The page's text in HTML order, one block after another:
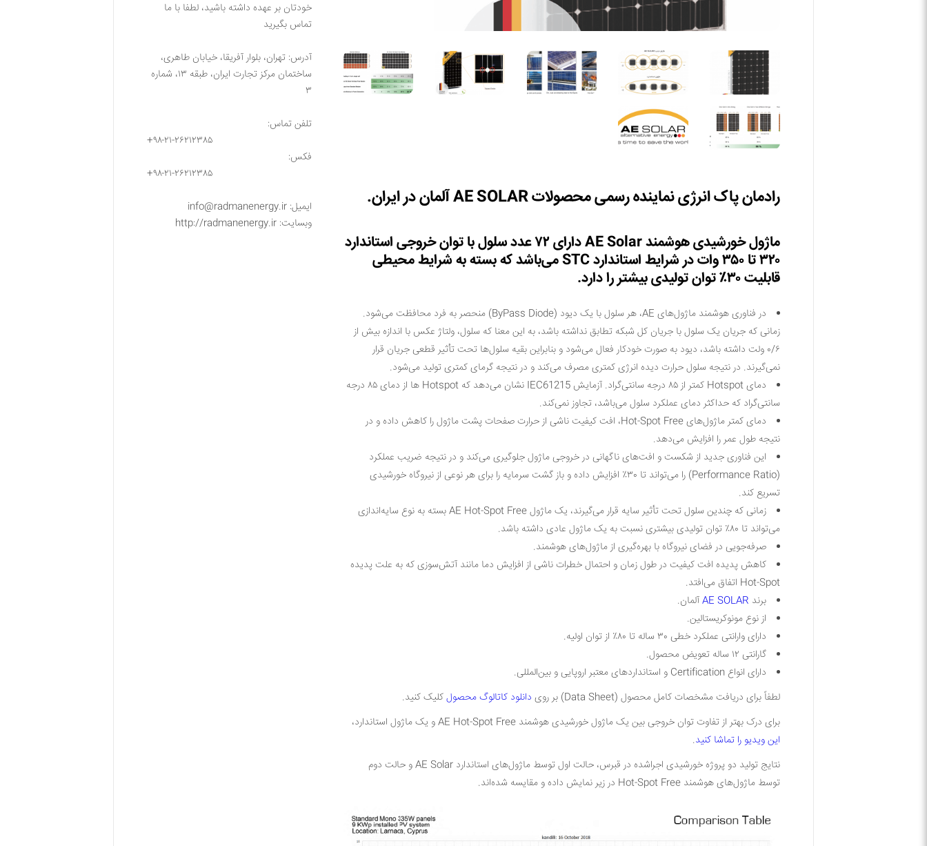
رادمانپاکانرژینمایندهرسمیمحصولاتAE SOLAR آلماندرایران.
ماژولخورشیدیهوشمند
AE Solar دارای ۷۲ عدد سلول با توان خروجی استاندارد
۳۲۰ تا ۳۵۰ وات در شرایط استاندارد
STC می‌باشد که بسته به شرایط محیطی
قابلیت ۳۰٪ توان تولیدی بیشتر را دارد.
در فناوری هوشمند ماژول‌های AE، هر سلول با یک دیود (ByPass Diode) منحصر به فرد محافظت می‌شود.
زمانی که جریان یک سلول با جریان کل شبکه تطابق نداشته باشد، به این معنا که سلول، ولتاژ عکس با اندازه بیش از
۰/۶ ولت داشته باشد، دیود به صورت خودکار فعال می‌شود و بنابراین بقیه سلول‌ها تحت تأثیر قطعی جریان قرار
نمی‌گیرند. در نتیجه سلول حرارت دیده انرژی کمتری مصرف می‌کند و در نتیجه گرمای کمتری تولید می‌شود.
دمای Hotspot کمتر از ۸۵ درجه سانتی‌گراد. آزمایش IEC61215 نشان می‌دهد که Hotspot ها از دمای ۸۵ درجه
سانتی‌گراد که حداکثر دمای عملکرد سلول می‌باشد، تجاوز نمی‌کند.
دمای کمتر ماژول‌های Hot-Spot Free، افت کیفیت ناشی از حرارت صفحات پشت ماژول را کاهش داده و در
نتیجه طول عمر را افزایش می‌دهد.
این فناوری جدید از شکست و افت‌های ناگهانی در خروجی ماژول جلوگیری می‌کند و در نتیجه ضریب عملکرد
(Performance Ratio) را می‌تواند تا ۳۰٪ افزایش داده و باز گشت سرمایه را برای هر نوعی از نیروگاه خورشیدی
تسریع کند.
زمانی که چندین سلول تحت تأثیر سایه قرار می‌گیرند، یک ماژول AE Hot-Spot Free بسته به نوع سایه‌اندازی
می‌تواند تا ۸۰٪ توان تولیدی بیشتری نسبت به یک ماژول عادی داشته باشد.
صرفه‌جویی در فضای نیروگاه با بهره‌گیری از ماژول‌های هوشمند.
کاهش پدیده افت کیفیت در طول زمان و احتمال خطرات ناشی از افزایش دما مانند آتش‌سوزی که به علت پدیده
Hot-Spot اتفاق می‌افتد.
برند AE SOLARآلمان.
از نوع مونو‌کریستالین.
دارای وارانتی عملکرد خطی ۳۰ ساله تا ۸۰٪ از توان اولیه
.
گارانتی ۱۲ ساله تعویض محصول
.
دارای انواع Certification و استانداردهای معتبر اروپایی و بین‌المللی.
لطفاً برای دریافت مشخصات کامل محصول (Data Sheet) بر روی دانلود کاتالوگ محصولکلیک کنید.
برای درک بهتر از تفاوت توان خروجی بین یک ماژول خورشیدی هوشمند AE Hot-Spot Free و یک ماژول استاندارد،
این ویدیو را تماشا کنید.
نتایج تولید دو پروژه خورشیدی اجراشده در قبرس، حالت اول توسط ماژول‌های استاندارد AE Solar و حالت دوم
توسط ماژول‌های هوشمند Hot-Spot Free در زیر نمایش داده و مقایسه شده‌اند.
خودتان بر عهده داشته باشید، لطفا با ما
تماس بگیرید
آدرس: تهران، بلوار آفریقا، خیابان طاهری،
ساختمان مرکز تجارت ایران، طبقه ۱۳، شماره
۳
تلفن تماس:
+۹۸-۲۱-۲۶۲۱۲۳۸۵
فکس:
+۹۸-۲۱-۲۶۲۱۲۳۸۵
ایمیل: info@radmanenergy.ir
وبسایت: http://radmanenergy.ir